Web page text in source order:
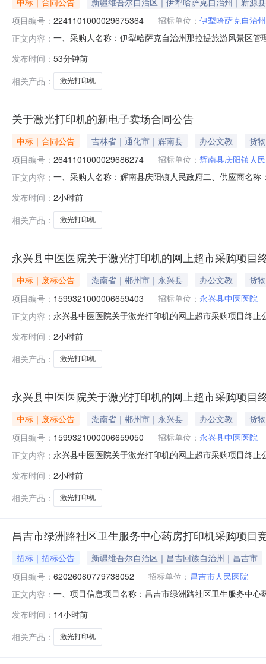
项目编号： 2241101000029675364 招标单位： 伊犁哈萨克自治
正文内容： 一、采购人名称：伊犁哈萨克自治州那拉提旅游风景区
ECOSYSM8124cidn激光打印机A3双面多功能彩色+工
发布时间： 53分钟前
相关产品：
激光打印机
关于激光打印机的新电子卖场合同公告
中标｜合同公告 吉林省｜通化市｜辉南县 办公文教
货物
项目编号： 2641101000029686274 招标单位： 辉南县庆阳镇人
正文内容： 一、采购人名称：辉南县庆阳镇人民政府二、供应商名
弟/BROTHERDCP-7180DN台2.0015503100服务要求或
发布时间： 2小时前
相关产品：
激光打印机
永兴县中医医院关于激光打印机的网上超市采购项目
中标｜废标公告 湖南省｜郴州市｜永兴县 办公文教
货物
项目编号： 1599321000006659403 招标单位： 永兴县中医医院
正文内容： 永兴县中医医院关于激光打印机的网上超市采购项目终
他事项：https://hunan.zcygov.cn
发布时间： 2小时前
相关产品：
激光打印机
永兴县中医医院关于激光打印机的网上超市采购项目
中标｜废标公告 湖南省｜郴州市｜永兴县 办公文教
货物
项目编号： 1599321000006659050 招标单位： 永兴县中医医院
正文内容： 永兴县中医医院关于激光打印机的网上超市采购项目终
他事项：https://hunan.zcygov.cn
发布时间： 2小时前
相关产品：
激光打印机
昌吉市绿洲路社区卫生服务中心药房打印机采购项目
招标｜招标公告
新疆维吾尔自治区｜昌吉回族自治州｜昌吉市
项目编号： 62026080779738052 招标单位： 昌吉市人民医院
正文内容： 一、项目信息项目名称：昌吉市绿洲路社区卫生服务中
需求清单商品名称参数要求购买数量控制金额(元)意向
发布时间： 14小时前
相关产品：
激光打印机